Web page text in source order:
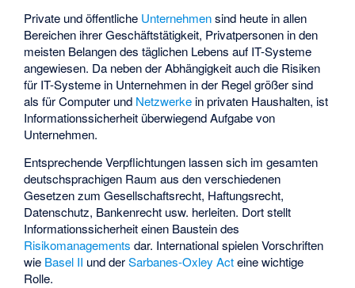
Private und öffentliche Unternehmensind heute in allen
Bereichen ihrer Geschäftstätigkeit, Privatpersonen in den
meisten Belangen des täglichen Lebens auf IT-Systeme
angewiesen. Da neben der Abhängigkeit auch die Risiken
für IT-Systeme in Unternehmen in der Regel größer sind
als für Computer und Netzwerke in privaten Haushalten, ist
Informationssicherheit überwiegend Aufgabe von
Unternehmen.
Entsprechende Verpflichtungen lassen sich im gesamten
deutschsprachigen Raum aus den verschiedenen
Gesetzen zum Gesellschaftsrecht, Haftungsrecht,
Datenschutz, Bankenrecht usw. herleiten. Dort stellt
Informationssicherheit einen Baustein des
Risikomanagements dar. International spielen Vorschriften
wie Basel II und derSarbanes-Oxley Acteine wichtige
Rolle.